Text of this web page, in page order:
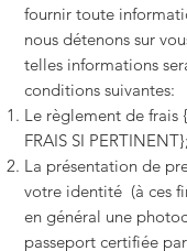
fournir toute
nous détenons sur
telles informations
conditions suivantes:
Le règlement de frais
FRAIS SI
La présentation de
votre identité (à ces
en général une
passeport certifiée